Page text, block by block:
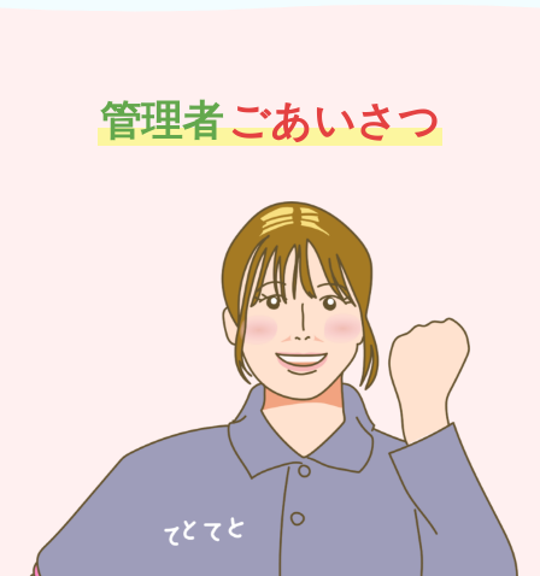
管理者ごあいさつ